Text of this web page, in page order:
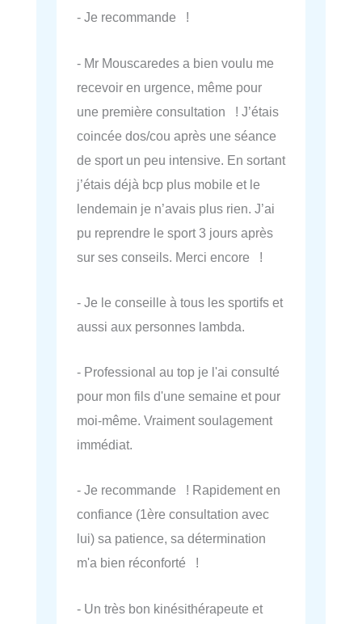
- Je recommande !
- Mr Mouscaredes a bien voulu me
recevoir en urgence, même pour
une première consultation ! J’étais
coincée dos/cou après une séance
de sport un peu intensive. En sortant
j’étais déjà bcp plus mobile et le
lendemain je n’avais plus rien. J’ai
pu reprendre le sport 3 jours après
sur ses conseils. Merci encore !
- Je le conseille à tous les sportifs et
aussi aux personnes lambda.
- Professional au top je l'ai consulté
pour mon fils d'une semaine et pour
moi-même. Vraiment soulagement
immédiat.
- Je recommande ! Rapidement en
confiance (1ère consultation avec
lui) sa patience, sa détermination
m'a bien réconforté !
- Un très bon kinésithérapeute et